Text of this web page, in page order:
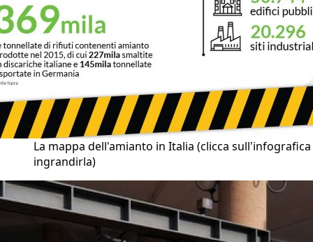
La mappa dell'amianto in Italia (clicca
ingrandirla)